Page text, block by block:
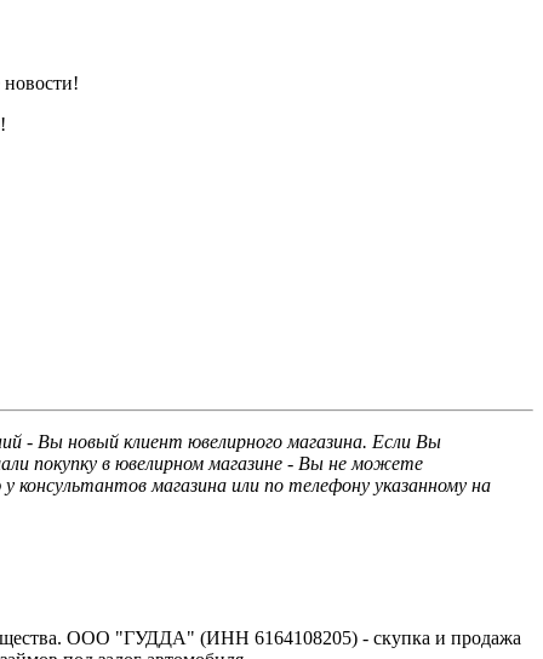
новости!
- Вы новый клиент ювелирного магазина. Если Вы
покупку в ювелирном магазине - Вы не можете
магазина или по телефону указанному на
ООО "ГУДДА" (ИНН 6164108205) - скупка и продажа